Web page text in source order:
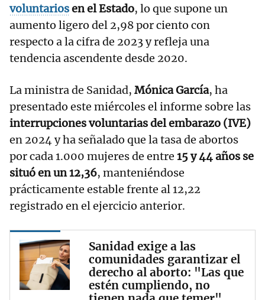
voluntariosen el Estado, lo que supone un
aumento ligero del 2,98 por ciento con
respecto a la cifra de 2023 y refleja una
tendencia ascendente desde 2020.
La ministra de Sanidad, Mónica García, ha
presentado este miércoles el informe sobre las
interrupciones voluntarias del embarazo (IVE)
en 2024 y ha señalado que la tasa de abortos
por cada 1.000 mujeres de entre 15 y 44 años se
situó en un 12,36, manteniéndose
prácticamente estable frente al 12,22
registrado en el ejercicio anterior.
Sanidad exige a las
comunidades garantizar el
derecho al aborto: "Las que
estén cumpliendo, no